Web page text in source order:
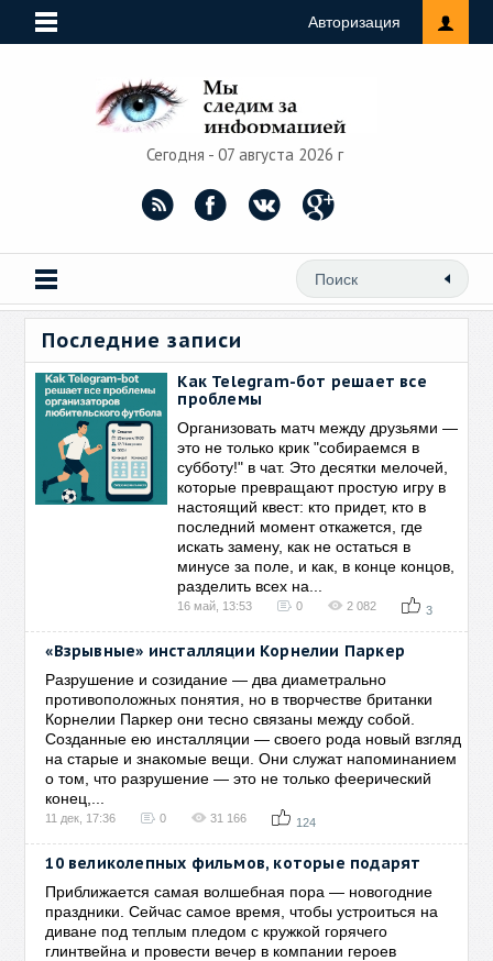
Авторизация
Сегодня - 07 августа 2026 г
Последние записи
Как Telegram-бот решает все
проблемы
Организовать матч между друзьями —
это не только крик "собираемся в
субботу!" в чат. Это десятки мелочей,
которые превращают простую игру в
настоящий квест: кто придет, кто в
последний момент откажется, где
искать замену, как не остаться в
минусе за поле, и как, в конце концов,
разделить всех на...
16 май, 13:53 0 2 082 3
«Взрывные» инсталляции Корнелии Паркер
Разрушение и созидание — два диаметрально
противоположных понятия, но в творчестве британки
Корнелии Паркер они тесно связаны между собой.
Созданные ею инсталляции — своего рода новый взгляд
на старые и знакомые вещи. Они служат напоминанием
о том, что разрушение — это не только феерический
конец,...
11 дек, 17:36 0 31 166 124
10 великолепных фильмов, которые подарят
Приближается самая волшебная пора — новогодние
праздники. Сейчас самое время, чтобы устроиться на
диване под теплым пледом с кружкой горячего
глинтвейна и провести вечер в компании героев